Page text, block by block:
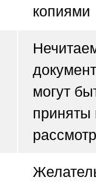
копиями
могут
приняты